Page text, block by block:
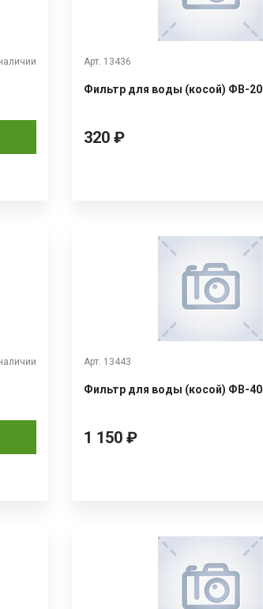
Арт. 13436
Фильтр для воды (косой) ФВ-20
320 ₽
Арт. 13443
Фильтр для воды (косой) ФВ-40
1 150 ₽